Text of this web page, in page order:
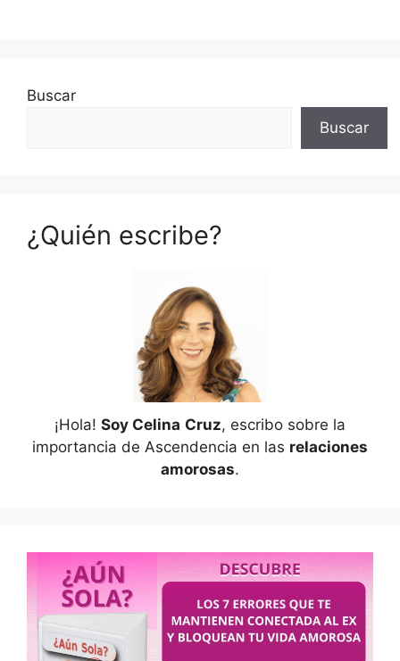
Buscar
Buscar
¿Quién escribe?
¡Hola! Soy Celina Cruz, escribo sobre la
importancia de Ascendencia en las relaciones
amorosas.